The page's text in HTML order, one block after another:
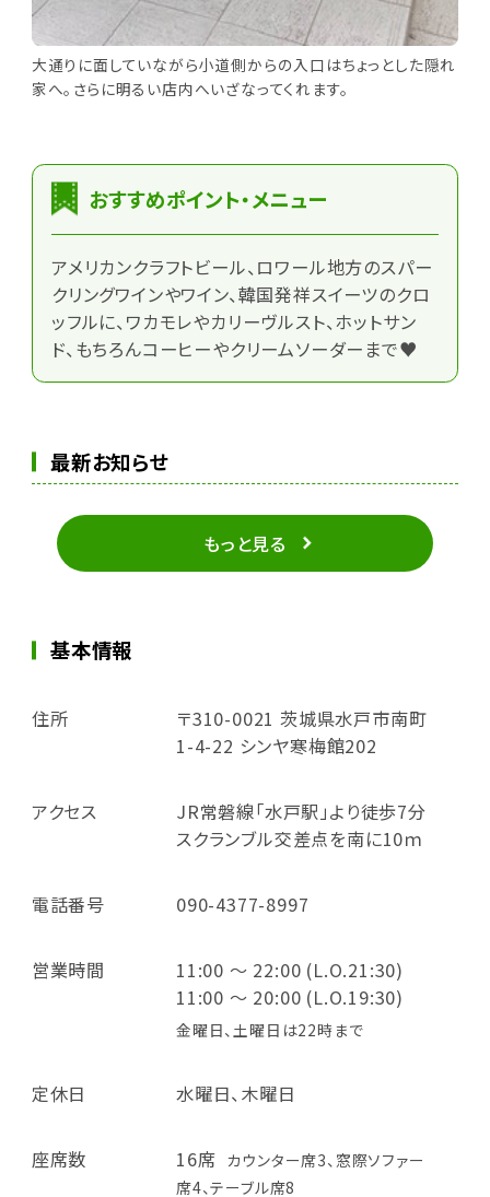
大通りに面していながら小道側からの入口はちょっとした隠れ
家へ。さらに明るい店内へいざなってくれます。
おすすめポイント・メニュー
アメリカンクラフトビール、ロワール地方のスパー
クリングワインやワイン、韓国発祥スイーツのクロ
ッフルに、ワカモレやカリーヴルスト、ホットサン
ド、もちろんコーヒーやクリームソーダーまで♥
最新お知らせ
もっと見る
基本情報
住所
〒310-0021 茨城県水戸市南町
1-4-22 シンヤ寒梅館202
アクセス
JR常磐線「水戸駅」より徒歩7分
スクランブル交差点を南に10ｍ
電話番号 090-4377-8997
営業時間
11:00 ～ 22:00 (L.O.21:30)
11:00 ～ 20:00 (L.O.19:30)
金曜日、土曜日は22時まで
定休日 水曜日、木曜日
座席数 16席 カウンター席3、窓際ソファー
席4、テーブル席8